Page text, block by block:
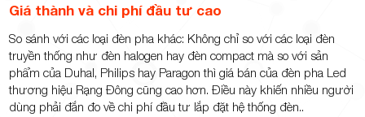
Giá thành và chi phí đầu tư cao
So sánh với các loại đèn pha khác: Không chỉ so với các loại đèn
truyền thống như đèn halogen hay đèn compact mà so với sản
phẩm của Duhal, Philips hay Paragon thì giá bán của đèn pha Led
thương hiệu Rạng Đông cũng cao hơn. Điều này khiến nhiều người
dùng phải đắn đo về chi phí đầu tư lắp đặt hệ thống đèn..